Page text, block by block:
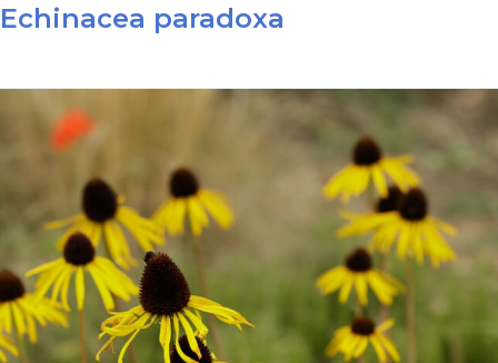
Echinacea paradoxa